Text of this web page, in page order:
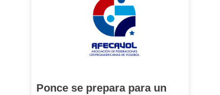
Ponce se prepara para un